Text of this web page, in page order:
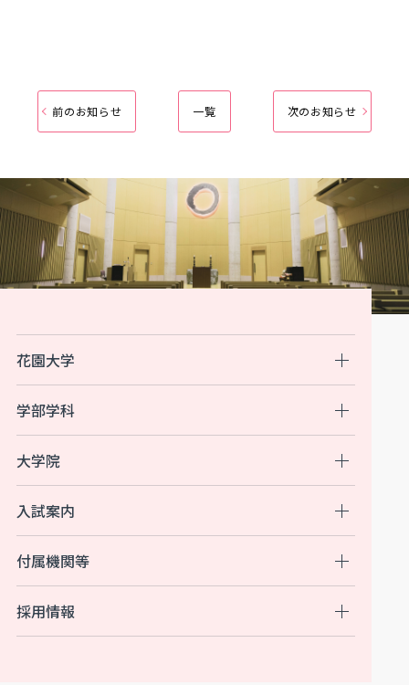
前のお知らせ 一覧 次のお知らせ
花園大学
入試案内
付属機関等
学部学科
大学院
採用情報